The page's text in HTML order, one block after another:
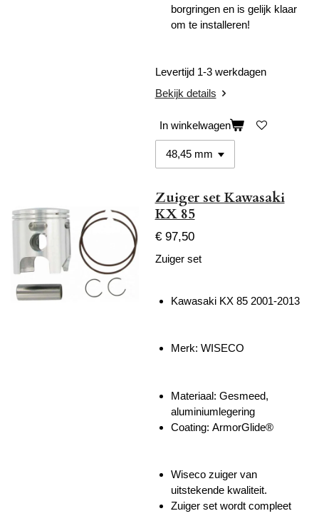
borgringen en is gelijk klaar
om te installeren!
Levertijd 1-3 werkdagen
Bekijk details
In winkelwagen
Zuiger set Kawasaki
KX 85
€ 97,50
Zuiger set
Kawasaki KX 85 2001-2013
Merk: WISECO
Materiaal: Gesmeed,
aluminiumlegering
Coating: ArmorGlide®
Wiseco zuiger van
uitstekende kwaliteit.
Zuiger set wordt compleet